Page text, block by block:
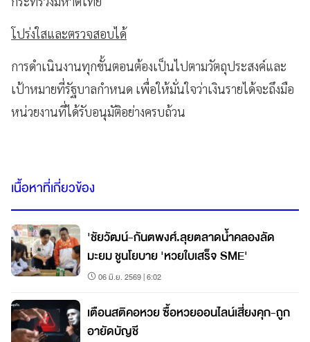
โปร่งใสและตรวจสอบได้
การดำเนินงานทุกขั้นตอนต้องเป็นไปตามวัตถุประสงค์และ
เป้าหมายที่รัฐบาลกำหนด เพื่อให้มั่นใจว่าเงินรายได้จะถึงมือ
หน่วยงานที่ได้รับอนุมัติอย่างครบถ้วน
เนื้อหาที่เกี่ยวข้อง
'ชัยวัฒน์-กันตพงศ์.ลุยตลาดน้ำคลองลัด
มะยม ชูนโยบาย 'หวยใบเสร็จ SME'
06 มิ.ย. 2569 | 6:02
เตือนสติคอหวย ซื้อหวยออนไลน์เสี่ยงคุก-ถูก
อายัดบัญชี